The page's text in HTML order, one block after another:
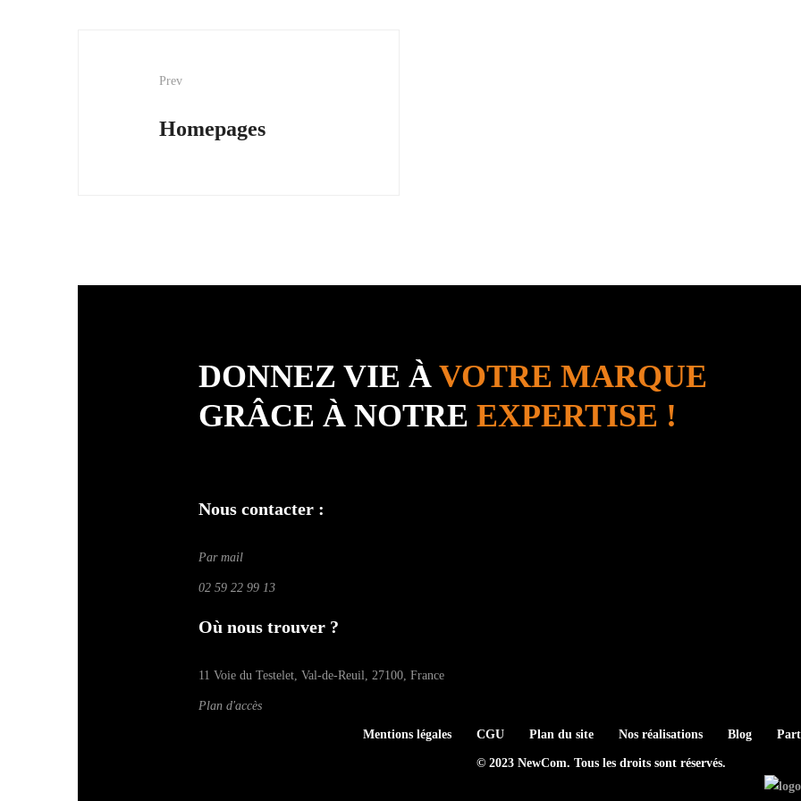
Prev
Homepages
DONNEZ VIE À VOTRE MARQUE
GRÂCE À NOTRE EXPERTISE !
Nous contacter :
Par mail
02 59 22 99 13
Où nous trouver ?
11 Voie du Testelet, Val-de-Reuil, 27100, France
Plan d'accès
Mentions légales CGU Plan du site Nos réalisations Blog
© 2023 NewCom. Tous les droits sont réservés.